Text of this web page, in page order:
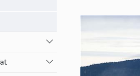
Toggle Dropdown
Toggle Dropdown